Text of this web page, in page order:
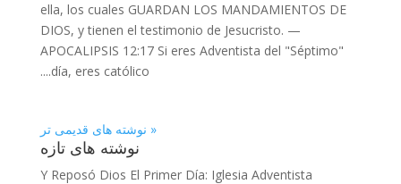
ella, los cuales GUARDAN LOS MANDAMIENTOS DE
DIOS, y tienen el testimonio de Jesucristo. —
APOCALIPSIS 12:17 Si eres Adventista del "Séptimo"
día, eres católico....
« نوشته های قدیمی تر
نوشته‌ های تازه
Y Reposó Dios El Primer Día: Iglesia Adventista